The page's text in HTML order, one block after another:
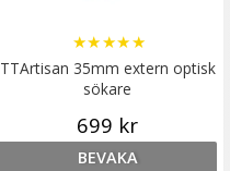
TTArtisan 35mm extern optisk
sökare
★★★★★
699 kr
BEVAKA